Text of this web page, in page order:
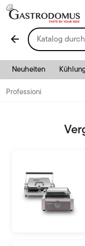
arrow_back
Neuheiten
Professioni